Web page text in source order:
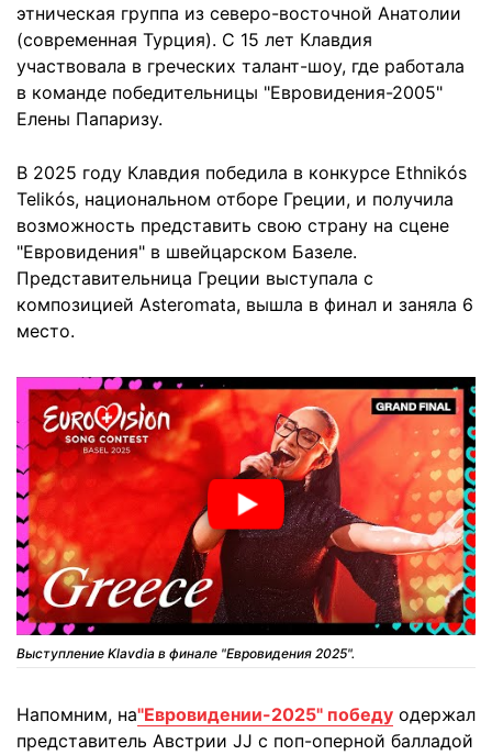
этническая группа из северо-восточной Анатолии
(современная Турция). С 15 лет Клавдия
участвовала в греческих талант-шоу, где работала
в команде победительницы "Евровидения-2005"
Елены Папаризу.
В 2025 году Клавдия победила в конкурсе Ethnikós
Telikós, национальном отборе Греции, и получила
возможность представить свою страну на сцене
"Евровидения" в швейцарском Базеле.
Представительница Греции выступала с
композицией Asteromata, вышла в финал и заняла 6
место.
Выступление Klavdia в финале "Евровидения 2025".
Напомним, на"Евровидении-2025" победу одержал
представитель Австрии JJ с поп-оперной балладой